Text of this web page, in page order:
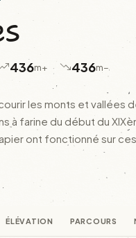
436m+ · 436m−
les monts et vallées
à farine du début du
ont fonctionné sur
ÉLÉVATION PARCOURS